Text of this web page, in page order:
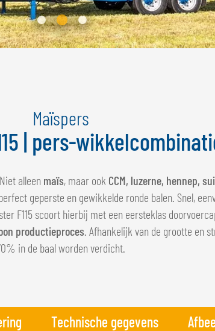
Maïspers
| pers-
alleen maïs, maar ook CCM, luzerne, hennep,
geperste en gewikkelde ronde balen. Snel,
F115 scoort hierbij met een eersteklas
productieproces. Afhankelijk van de grootte en
in de baal worden verdicht.
Technische gegevens